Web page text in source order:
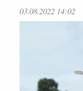
03.08.2022 14:02